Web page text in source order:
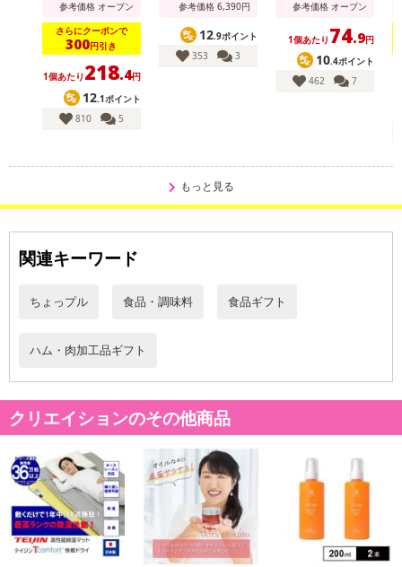
ご自宅に「松阪牛」「神戸牛」「近江牛」の日本3大和牛が、それぞ
れ200gの合計
600gがまとめてセットになって届くという夢の商品！
しかも、ブランド牛の肉質ランクも「松阪牛」「近江牛」共にA3ラ
ンク以上、「神戸
牛」はA4ランクを確約する豪華さ！
百貨店などで取り扱って頂くレベルですので、ご自宅用に、贈答用
ださい。
・賞味期限：
製造日より180日
ますのでご了承ください。
・原材料/材質/素材：牛肉(バラ肉、カタ肉)
・松阪牛:A3ランク以上
・神戸牛:A4ランク以上
・近江牛:A3ランク以上
○原材料原産地:
・松阪牛:三重県
・神戸牛:兵庫県
・近江牛:滋賀県
○保存方法:-18℃以下
参考価格 オープン
さらにクーポンで
300円引き
1個あたり 218.4円
12.1ポイント
810
5
参考価格 6,390円
12.9ポイント
353
3
参考価格 オープン
1個あたり 74.9円
10.4ポイント
462
7
もっと見る
関連キーワード
ちょっプル 食品・調味料 食品ギフト
ハム・肉加工品ギフト
クリエイションのその他商品